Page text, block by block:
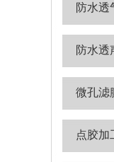
防水透
防水透
微孔滤
点胶加